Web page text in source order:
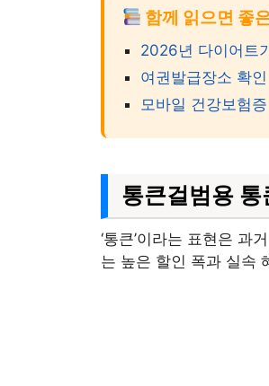
함께 읽으면 좋
2026년 다이어트
여권발급장소 확
모바일 건강보험
통큰걸범용
‘통큰’이라는 표현은 과
는 높은 할인 폭과 실속